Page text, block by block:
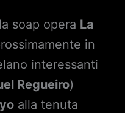
soap opera La
in
interessanti
Regueiro)
alla tenuta